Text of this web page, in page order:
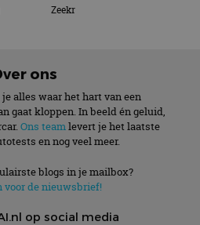
Zeekr
ons
alles waar het hart van een
gaat kloppen. In beeld én geluid,
Ons teamlevert je het laatste
en nog veel meer.
blogs in je mailbox?
voor de nieuwsbrief!
op social media